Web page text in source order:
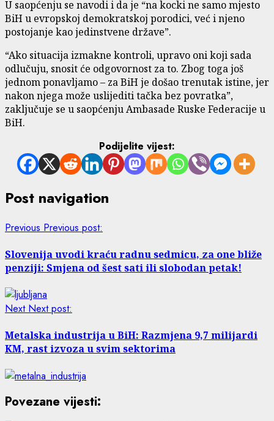
U saopćenju se navodi i da je “na kocki ne samo mjesto
BiH u evropskoj demokratskoj porodici, već i njeno
postojanje kao jedinstvene države”.
“Ako situacija izmakne kontroli, upravo oni koji sada
odlučuju, snosit će odgovornost za to. Zbog toga još
jednom ponavljamo – za BiH je došao trenutak istine, jer
nakon njega može uslijediti tačka bez povratka”,
zaključuje se u saopćenju Ambasade Ruske Federacije u
BiH.
Podijelite vijest:
Post navigation
Previous Previous post:
Slovenija uvodi kraću radnu sedmicu, za one bliže
penziji: Smjena od šest sati ili slobodan petak!
Next Next post:
Metalska industrija u BiH: Razmjena 9,7 milijardi
KM, rast izvoza u svim sektorima
Povezane vijesti: